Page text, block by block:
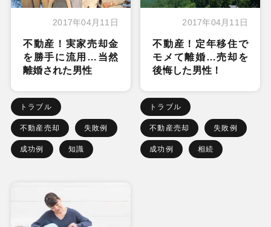
2017年04月11日
不動産！実家売却金
を勝手に流用…当然
離婚された男性
トラブル
不動産売却 失敗例
成功例 知識
2017年04月11日
不動産！定年移住で
モメて離婚…売却を
後悔した男性！
トラブル
不動産売却 失敗例
成功例 相続